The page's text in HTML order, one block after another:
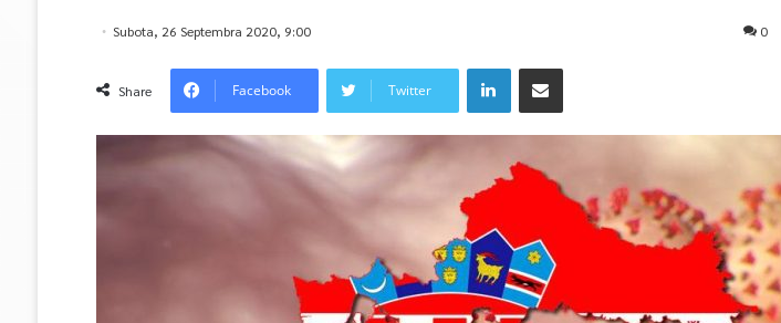
Subota, 26 Septembra 2020, 9:00 0
Share Facebook Twitter